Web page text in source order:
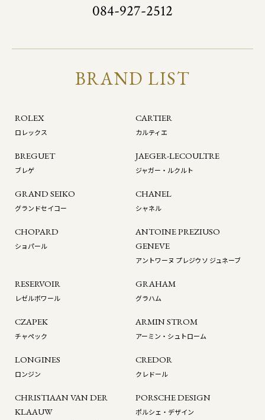
084-927-2512
BRAND LIST
ROLEX
ロレックス
CARTIER
カルティエ
BREGUET
ブレゲ
JAEGER-LECOULTRE
ジャガー・ルクルト
GRAND SEIKO
グランドセイコー
CHANEL
シャネル
CHOPARD
ショパール
ANTOINE PREZIUSO
GENEVE
アントワーヌ プレジウソ ジュネーブ
RESERVOIR
レゼルボワール
GRAHAM
グラハム
CZAPEK
チャペック
ARMIN STROM
アーミン・シュトローム
LONGINES
ロンジン
CREDOR
クレドール
CHRISTIAAN VAN DER
KLAAUW
PORSCHE DESIGN
ポルシェ・デザイン